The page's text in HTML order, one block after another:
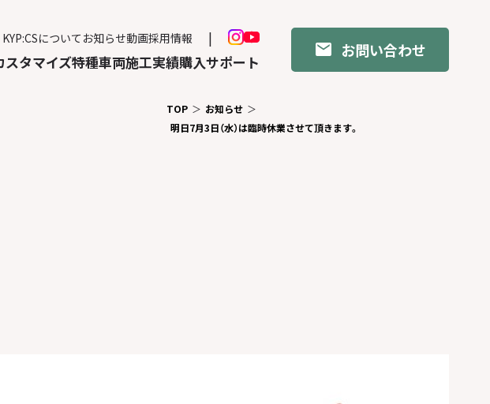
スタマイズ特種車両施工実績購入サポート
KYP:CSについて お知らせ動画採用情報
お問い合わせ
TOP
お知らせ
明日7月3日（水）は臨時休業させて頂きます。